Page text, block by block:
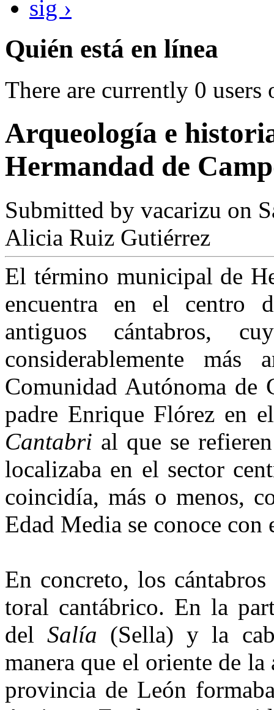
sig ›
Quién está en línea
There are currently 0 users
Arqueología e
Hermandad de
Submitted by vacarizu on
Alicia Ruiz Gutiérrez
El término municipal de
encuentra en el centro
antiguos cántabros,
considerablemente
Comunidad Autónoma de
padre Enrique Flórez en
Cantabri al que se
localizaba en el sector
coincidía, más o menos,
Edad Media se conoce
En concreto, los
toral cantábrico. En la
delSalía (Sella) y la
manera que el oriente de
provincia de León